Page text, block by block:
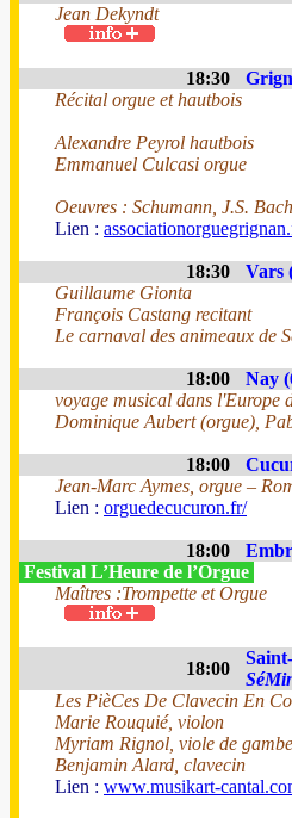
Jean Dekyndt
18:30
Récital orgue et hautbois
Alexandre Peyrol hautbois
Emmanuel Culcasi orgue
Oeuvres : Schumann, J.S.
Lien :
18:30 Vars
Guillaume Gionta
François Castang recitant
Le carnaval des animeaux de
18:00
Nay
voyage musical dans l'Europe
Dominique Aubert (orgue),
18:00
Jean-Marc Aymes, orgue –
Lien : orguedecucuron.fr/
18:00
Festival L’Heure de l’Orgue
Maîtres :Trompette et Orgue
18:00
Les PièCes De Clavecin En
Marie Rouquié, violon
Myriam Rignol, viole de gambe
Benjamin Alard, clavecin
Lien : www.musikart-